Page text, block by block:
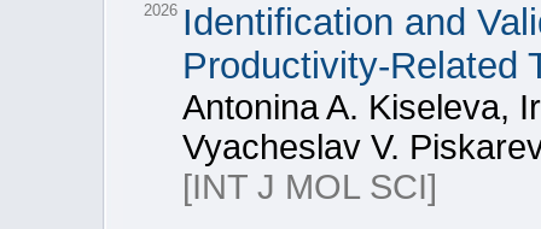
2026 Identification and
Productivity-Related
Antonina A. Kiseleva,
Vyacheslav V.
[INT J MOL SCI]